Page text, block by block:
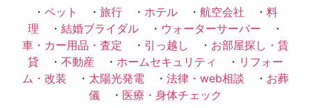
・ ペット ・ 旅行 ・ ホテル ・ 航空会社 ・ 料
理 ・ 結婚ブライダル ・ ウォーターサーバー ・
車・カー用品・査定 ・ 引っ越し ・ お部屋探し・賃
貸 ・ 不動産 ・ ホームセキュリティ ・ リフォー
ム・改装 ・ 太陽光発電 ・ 法律・web相談 ・ お葬
儀 ・ 医療・身体チェック